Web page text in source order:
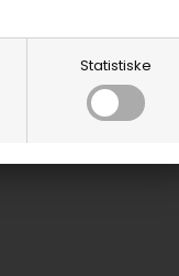
Statistiske